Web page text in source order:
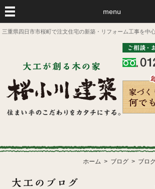
menu
三重県四日市市桜町で注文住宅の新築・リフォーム工事を中
ホーム ブログ ブロ